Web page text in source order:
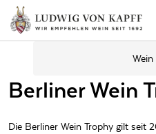
Berliner Wein
Die Berliner Wein Trophy gilt seit